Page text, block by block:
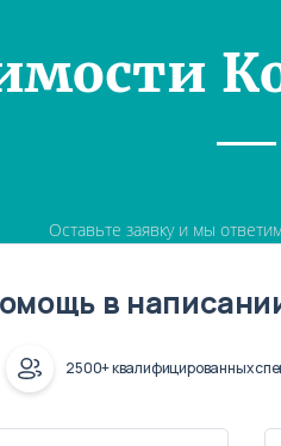
Оставьте заявку и мы
в
2500+ квалифицированных